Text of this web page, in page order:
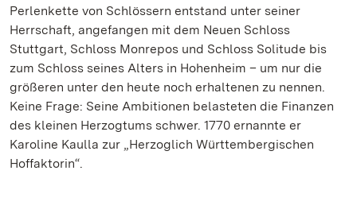
Perlenkette von Schlössern entstand unter seiner
Herrschaft, angefangen mit dem Neuen Schloss
Stuttgart, Schloss Monrepos und Schloss Solitude bis
zum Schloss seines Alters in Hohenheim – um nur die
größeren unter den heute noch erhaltenen zu nennen.
Keine Frage: Seine Ambitionen belasteten die Finanzen
des kleinen Herzogtums schwer. 1770 ernannte er
Karoline Kaulla zur „Herzoglich Württembergischen
Hoffaktorin“.